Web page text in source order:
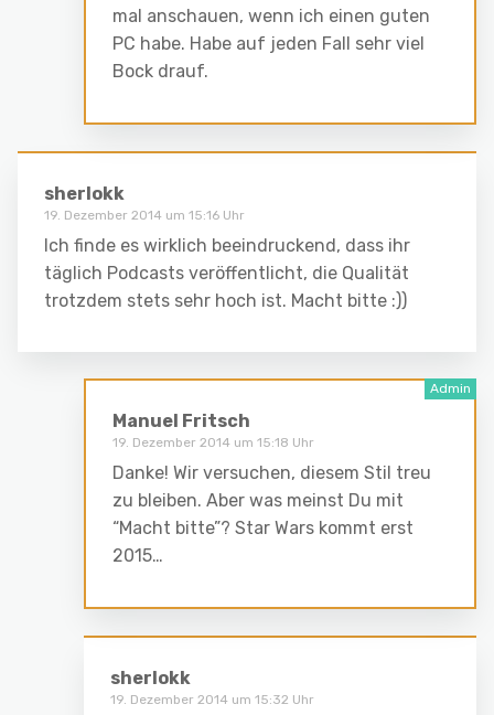
mal anschauen, wenn ich einen guten
PC habe. Habe auf jeden Fall sehr viel
Bock drauf.
sherlokk
19. Dezember 2014 um 15:16 Uhr
Ich finde es wirklich beeindruckend, dass ihr
täglich Podcasts veröffentlicht, die Qualität
trotzdem stets sehr hoch ist. Macht bitte :))
Manuel Fritsch
19. Dezember 2014 um 15:18 Uhr
Danke! Wir versuchen, diesem Stil treu
zu bleiben. Aber was meinst Du mit
“Macht bitte”? Star Wars kommt erst
2015…
sherlokk
19. Dezember 2014 um 15:32 Uhr